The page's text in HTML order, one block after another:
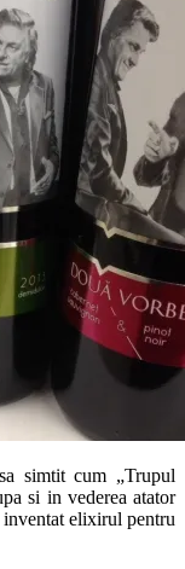
simtit cum „Trupul
si in vederea atator
inventat elixirul pentru